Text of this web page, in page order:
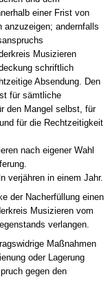
einer Frist von
anzuzeigen; andernfalls
Musizieren
schriftlich
Absendung. Den
für sämtliche
den Mangel selbst, für
für die Rechtzeitigkeit
nach eigener Wahl
verjähren in einem Jahr.
der Nacherfüllung einen
Musizierenvom
verlangen.
Maßnahmen
oder Lagerung
gegen den